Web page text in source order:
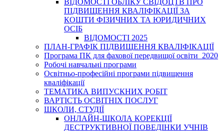
ВІДОМОСТІ ОБЛІКУ СВІДОЦТВ ПРО
ПІДВИЩЕННЯ КВАЛІФІКАЦІЇ ЗА
КОШТИ ФІЗИЧНИХ ТА ЮРИДИЧНИХ
ОСІБ
ВІДОМОСТІ 2025
ПЛАН-ГРАФІК ПІДВИЩЕННЯ КВАЛІФІКАЦІЇ
Програма ПК для фахової передвищої освіти_2020
Робочі навчальні програми
Освітньо-професійні програми підвищення
кваліфікації
ТЕМАТИКА ВИПУСКНИХ РОБІТ
ВАРТІСТЬ ОСВІТНІХ ПОСЛУГ
ШКОЛИ, СТУДІЇ
ОНЛАЙН-ШКОЛА КОРЕКЦІЇ
ДЕСТРУКТИВНОЇ ПОВЕДІНКИ УЧНІВ